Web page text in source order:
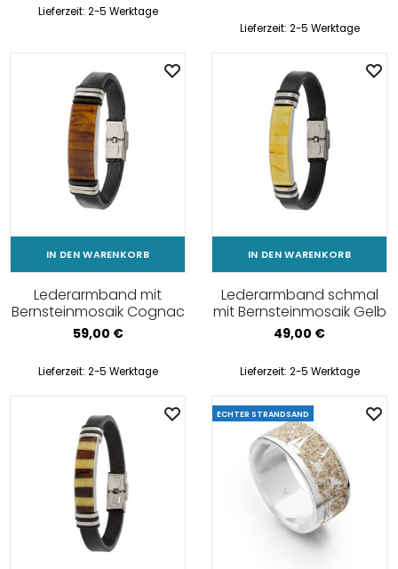
Lieferzeit: 2-5 Werktage
Lieferzeit: 2-5 Werktage
IN DEN WARENKORB
Lederarmband mit
Bernsteinmosaik Cognac
59,00 €
Lieferzeit: 2-5 Werktage
IN DEN WARENKORB
Lederarmband schmal
mit Bernsteinmosaik Gelb
49,00 €
Lieferzeit: 2-5 Werktage
ECHTER STRANDSAND